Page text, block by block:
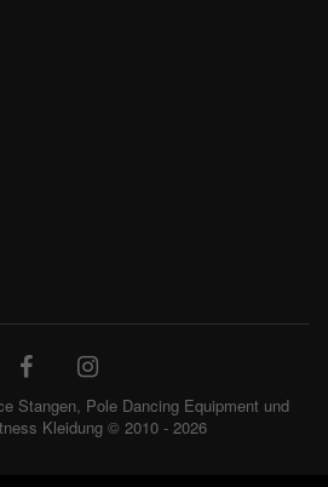
Stangen, Pole Dancing Equipment und
Kleidung © 2010 - 2026